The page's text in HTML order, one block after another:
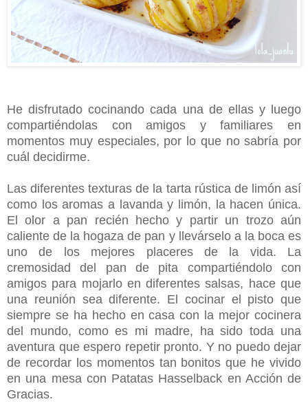
He disfrutado cocinando cada una de ellas y luego
compartiéndolas con amigos y familiares en
momentos muy especiales, por lo que no sabría por
cuál decidirme.
Las diferentes texturas de la tarta rústica de limón así
como los aromas a lavanda y limón, la hacen única.
El olor a pan recién hecho y partir un trozo aún
caliente de la hogaza de pan y llevárselo a la boca es
uno de los mejores placeres de la vida. La
cremosidad del pan de pita compartiéndolo con
amigos para mojarlo en diferentes salsas, hace que
una reunión sea diferente. El cocinar el pisto que
siempre se ha hecho en casa con la mejor cocinera
del mundo, como es mi madre, ha sido toda una
aventura que espero repetir pronto. Y no puedo dejar
de recordar los momentos tan bonitos que he vivido
en una mesa con Patatas Hasselback en Acción de
Gracias.